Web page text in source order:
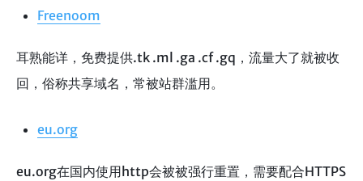
Freenoom
耳熟能详，免费提供.tk .ml .ga .cf .gq，流量大了就被收
回，俗称共享域名，常被站群滥用。
eu.org
eu.org在国内使用http会被被强行重置，需要配合HTTPS